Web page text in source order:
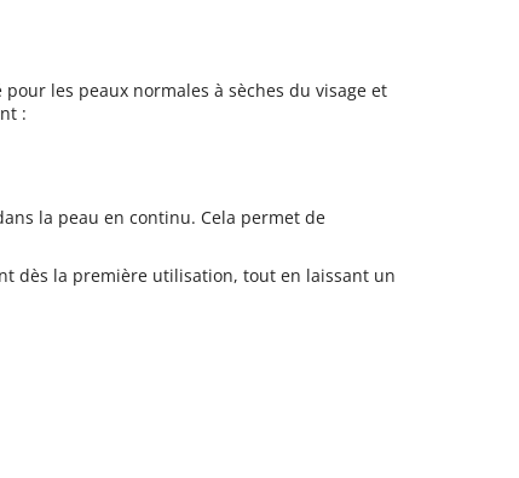
les peaux normales à sèches du visage et
:
la peau en continu. Cela permet de
dès la première utilisation, tout en laissant un